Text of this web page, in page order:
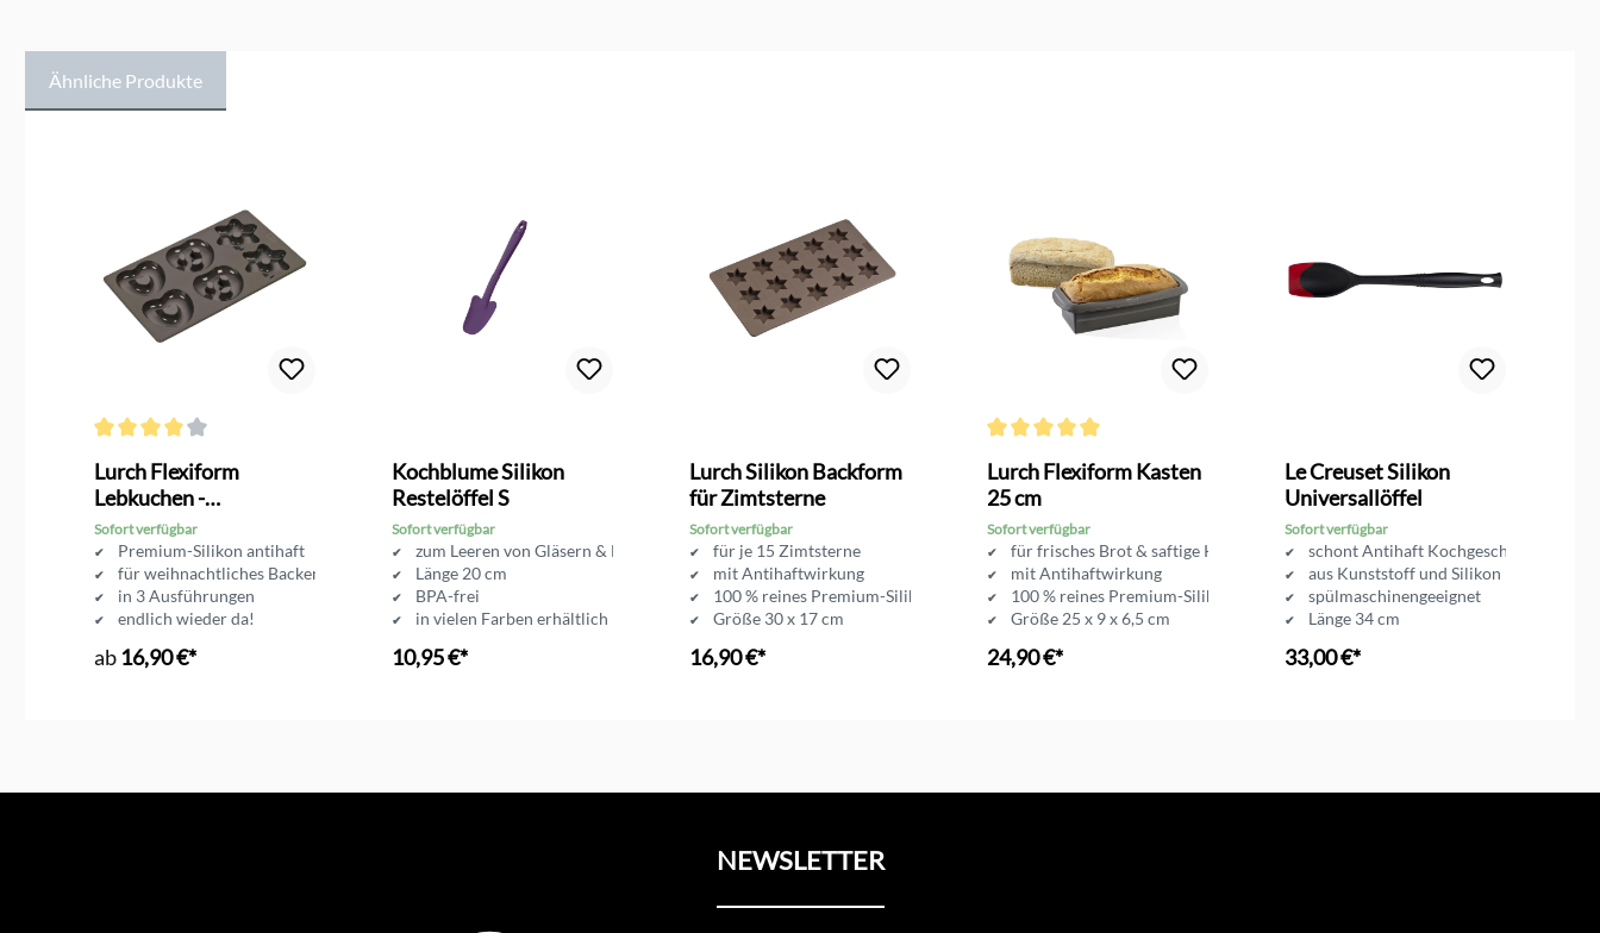
Ähnliche Produkte
Lurch Flexiform
Lebkuchen -
Silikonbackform
Sofort verfügbar
Premium-Silikon antihaft
für weihnachtliches Backen
in 3 Ausführungen
endlich wieder da!
ab 16,90 €*
Kochblume Silikon
Restelöffel S
Sofort verfügbar
zum Leeren von Gläsern & Flaschen
Länge 20 cm
BPA-frei
in vielen Farben erhältlich
10,95 €*
Lurch Silikon Backform
für Zimtsterne
Sofort verfügbar
für je 15 Zimtsterne
mit Antihaftwirkung
100 % reines Premium-Silikon
Größe 30 x 17 cm
16,90 €*
Lurch Flexiform Kasten
25 cm
Sofort verfügbar
für frisches Brot & saftige Kuchen
mit Antihaftwirkung
100 % reines Premium-Silikon
Größe 25 x 9 x 6,5 cm
24,90 €*
Le Creuset Silikon
Universallöffel
Sofort verfügbar
schont Antihaft Kochgeschirr
aus Kunststoff und Silikon
spülmaschinengeeignet
Länge 34 cm
33,00 €*
NEWSLETTER